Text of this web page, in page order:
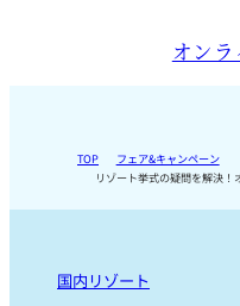
オン
TOP
フェア&キャンペーン
リゾート挙式の疑問を解決
国内リゾート